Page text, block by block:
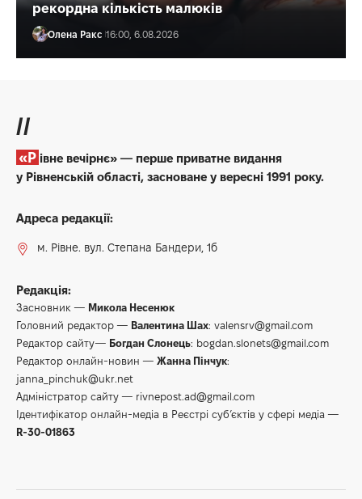
рекордна кількість малюків
Олена Ракс 16:00, 6.08.2026
//
«Рівне вечірнє» — перше приватне видання
у Рівненській області, засноване у вересні 1991 року.
Адреса редакції:
м. Рівне. вул. Степана Бандери, 1б
Редакція:
Засновник — Микола Несенюк
Головний редактор — Валентина Шах: valensrv@gmail.com
Редактор сайту— Богдан Слонець: bogdan.slonets@gmail.com
Редактор онлайн-новин — Жанна Пінчук:
janna_pinchuk@ukr.net
Адміністратор сайту — rivnepost.ad@gmail.com
Ідентифікатор онлайн-медіа в Реєстрі суб’єктів у сфері медіа —
R-30-01863